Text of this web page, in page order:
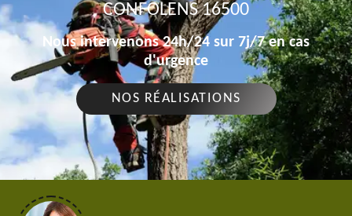
CONFOLENS 16500
Nous intervenons 24h/24 sur 7j/7 en cas
d'urgence
NOS RÉALISATIONS